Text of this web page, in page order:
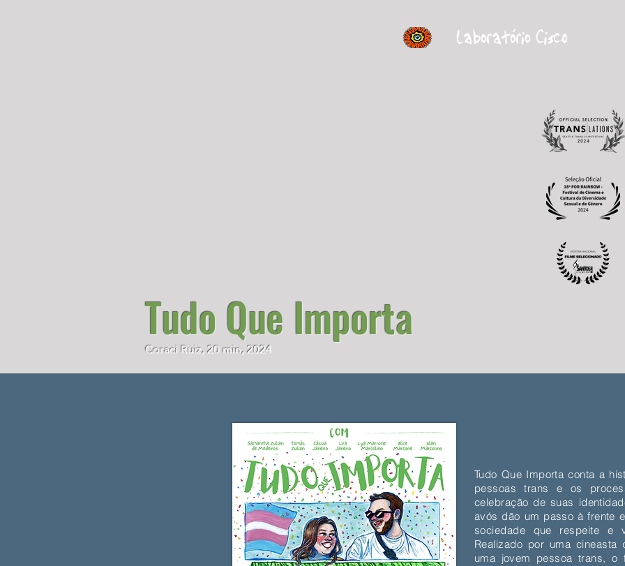
Tudo Que Importa
Coraci Ruiz, 20 min, 2024
Tudo Que Importa conta a
pessoas trans e os
celebração de suas
avós dão um passo à frente
sociedade que respeite e
Realizado por uma
uma jovem pessoa trans, o